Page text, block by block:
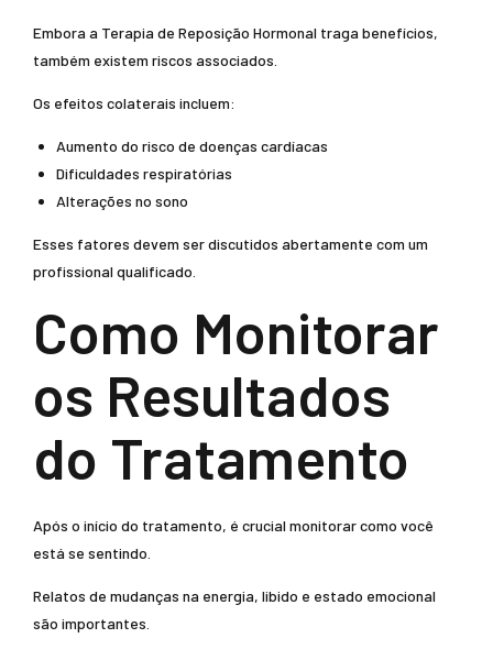
Embora a Terapia de Reposição Hormonal traga benefícios,
também existem riscos associados.
Os efeitos colaterais incluem:
Aumento do risco de doenças cardíacas
Dificuldades respiratórias
Alterações no sono
Esses fatores devem ser discutidos abertamente com um
profissional qualificado.
Como Monitorar
os Resultados
do Tratamento
Após o início do tratamento, é crucial monitorar como você
está se sentindo.
Relatos de mudanças na energia, libido e estado emocional
são importantes.